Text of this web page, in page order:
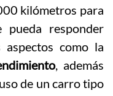
kilómetros para
responder
aspectos como la
, además
de un carro tipo